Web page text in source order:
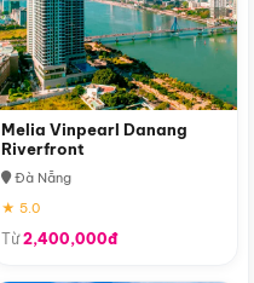
Melia Vinpearl Danang
Riverfront
Đà Nẵng
★ 5.0
Từ2,400,000đ